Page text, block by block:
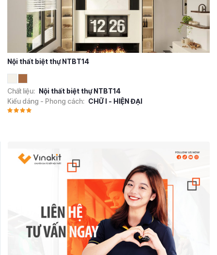
Nội thất biệt thự NTBT14
Chất liệu: Nội thất biệt thự NTBT14
Kiểu dáng - Phong cách: CHỮ I - HIỆN ĐẠI